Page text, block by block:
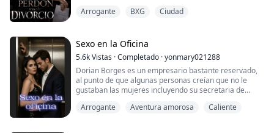
Lily Rose vivió tres años casada con el millonario
millones en su primer amor, Lily Rose estaba sola en
una casa fría.
Todo cambió el día que...
Arrogante BXG Ciudad
Sexo en la Oficina
5.6kVistas ·Completado ·yonmary021288
Dorian Borges es un empresario bastante reservado,
al punto de que algunas personas creían que no le
gustaban las mujeres incluyendo su secretaria de
era un amante del sexo morboso. Follar era su pasión,
Arrogante Aventura amorosa Caliente